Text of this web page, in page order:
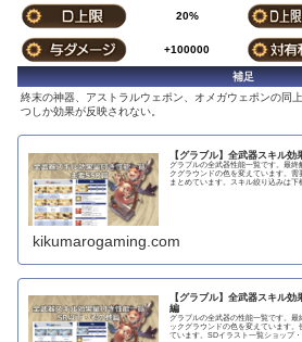
20%
+100000
補足
終末の神器、アストラルウェポン、オメガウェポンの同
つしか効果が反映されない。
【グラブル】全武器スキル
グラブルの全武器性能一覧です。最
クグラウンドの色を変えています。
まとめています。スキル絞り込みは下
kikumarogaming.com
【グラブル】全武器スキル
編
グラブルの全武器の性能一覧です。
ックグラウンドの色を変えています
ています。SDイラスト一覧ショップ